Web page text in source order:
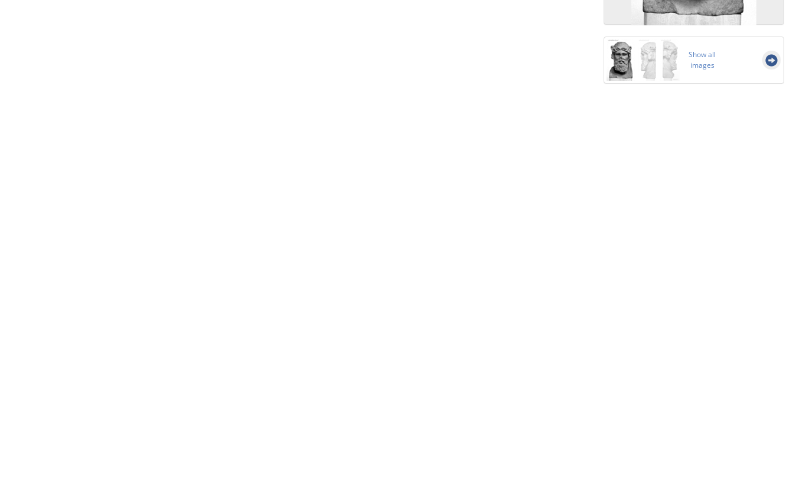
Show all
images